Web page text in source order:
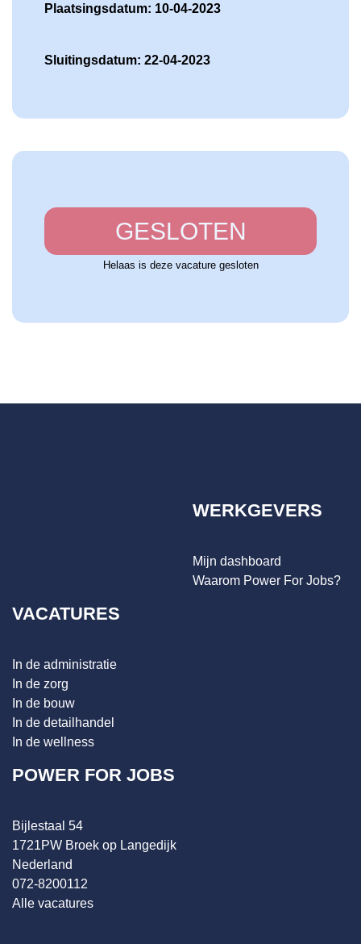
Plaatsingsdatum: 10-04-2023
Sluitingsdatum: 22-04-2023
GESLOTEN
Helaas is deze vacature gesloten
WERKGEVERS
Mijn dashboard
Waarom Power For Jobs?
VACATURES
In de administratie
In de zorg
In de bouw
In de detailhandel
In de wellness
POWER FOR JOBS
Bijlestaal 54
1721PW Broek op Langedijk
Nederland
072-8200112
Alle vacatures